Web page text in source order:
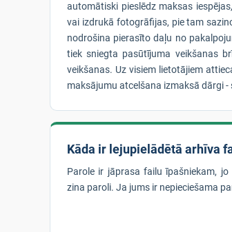
automātiski pieslēdz maksas
vai izdrukā fotogrāfijas, pie tam
nodrošina pierasīto daļu no
tiek sniegta pasūtījuma veikšanas
veikšanas. Uz visiem lietotājiem
maksājumu atcelšana izmaksā dārgi
Kāda ir lejupielādētā arhīva
Parole ir jāprasa failu īpašniekam,
zina paroli. Ja jums ir nepieciešama